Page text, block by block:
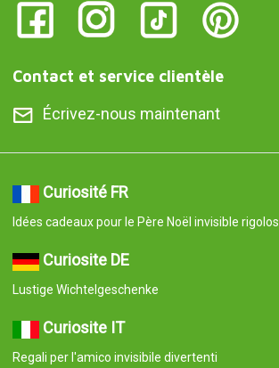
Contact et service clientèle
Écrivez-nous maintenant
Curiosité FR
Idées cadeaux pour le Père Noël invisible rigolos
Curiosite DE
Lustige Wichtelgeschenke
Curiosite IT
Regali per l'amico invisibile divertenti